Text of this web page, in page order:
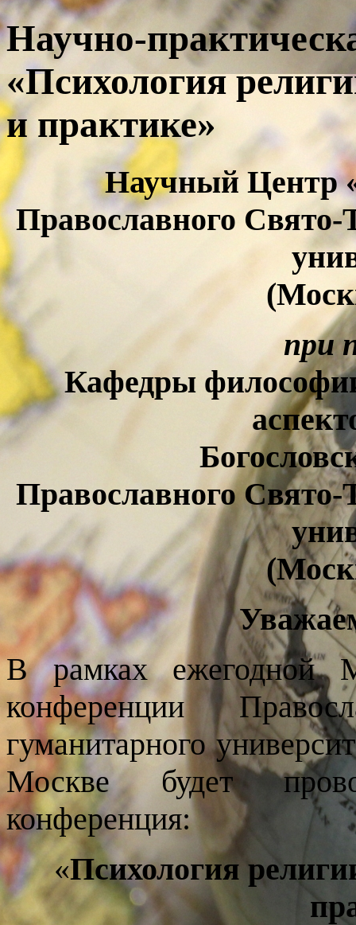
Научно-
«Психология
и практике»
Научный Центр
Православного Свято-
при
Кафедры
Православного Свято-
В рамках ежегодной
конференции
гуманитарного
Москве будет
конференция:
«Психология